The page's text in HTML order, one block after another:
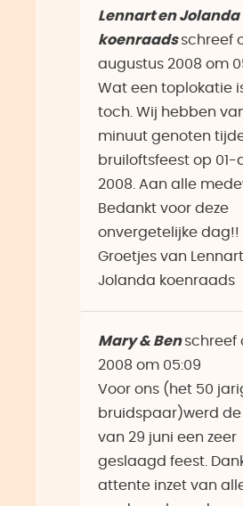
Lennart en Jolanda
koenraads schreef
augustus 2008 om
Wat een toplokatie
toch. Wij hebben
minuut genoten
bruiloftsfeest op
2008. Aan alle
Bedankt voor deze
onvergetelijke dag!!
Groetjes van
Jolanda koenraads
Mary & Ben schreef
2008 om 05:09
Voor ons (het 50
bruidspaar)werd
van 29 juni een zeer
geslaagd feest.
attente inzet van